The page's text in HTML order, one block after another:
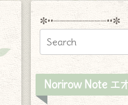
✼••┈┈┈┈┈┈┈┈┈••✼
Norirow Note エ